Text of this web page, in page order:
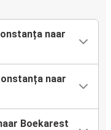
naar
naar
Boekarest